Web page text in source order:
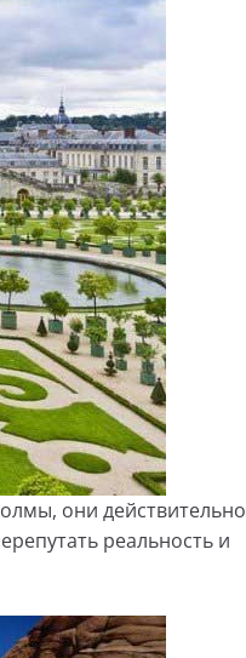
они действительно
реальность и